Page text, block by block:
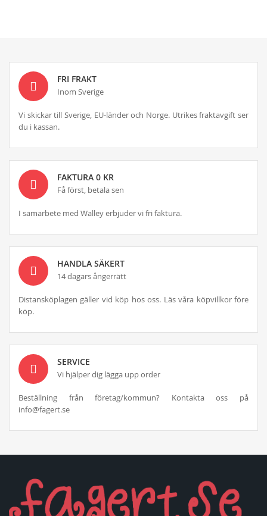
FRI FRAKT
Inom Sverige
Vi skickar till Sverige, EU-länder och Norge. Utrikes fraktavgift ser
du i kassan.
FAKTURA 0 KR
Få först, betala sen
I samarbete med Walley erbjuder vi fri faktura.
HANDLA SÄKERT
14 dagars ångerrätt
Distansköplagen gäller vid köp hos oss. Läs våra köpvillkor före
köp.
SERVICE
Vi hjälper dig lägga upp order
Beställning från företag/kommun? Kontakta oss på
info@fagert.se